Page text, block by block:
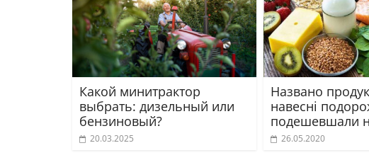
Какой минитрактор
выбрать: дизельный или
бензиновый?
20.03.2025
Названо
навесні
подешевшали
26.05.2020